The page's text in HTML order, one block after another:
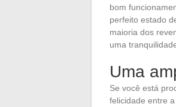
bom
perfeito estado
maioria dos
uma
Uma
Se você está
felicidade entre